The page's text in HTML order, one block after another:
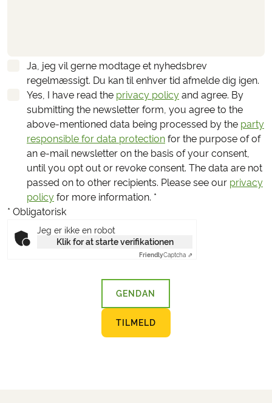
Ja, jeg vil gerne modtage et nyhedsbrev
regelmæssigt. Du kan til enhver tid afmelde dig igen.
Yes, I have read the privacy policy and agree. By
submitting the newsletter form, you agree to the
above-mentioned data being processed by the party
responsible for data protection for the purpose of of
an e-mail newsletter on the basis of your consent,
until you opt out or revoke consent. The data are not
passed on to other recipients. Please see our privacy
policy for more information. *
* Obligatorisk
Jeg er ikke en robot
Klik for at starte verifikationen
FriendlyCaptcha ⇗
GENDAN
TILMELD